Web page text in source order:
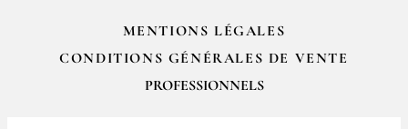
MENTIONS LÉGALES
CONDITIONS GÉNÉRALES DE VENTE
PROFESSIONNELS